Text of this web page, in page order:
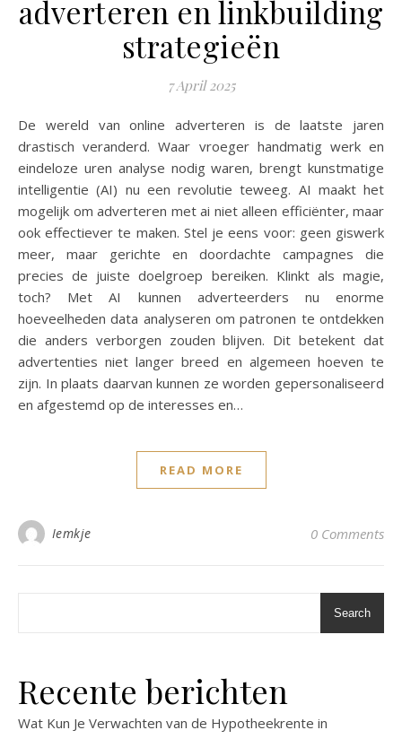
adverteren en linkbuilding
strategieën
7 April 2025
De wereld van online adverteren is de laatste jaren
drastisch veranderd. Waar vroeger handmatig werk en
eindeloze uren analyse nodig waren, brengt kunstmatige
intelligentie (AI) nu een revolutie teweeg. AI maakt het
mogelijk om adverteren met ai niet alleen efficiënter, maar
ook effectiever te maken. Stel je eens voor: geen giswerk
meer, maar gerichte en doordachte campagnes die
precies de juiste doelgroep bereiken. Klinkt als magie,
toch? Met AI kunnen adverteerders nu enorme
hoeveelheden data analyseren om patronen te ontdekken
die anders verborgen zouden blijven. Dit betekent dat
advertenties niet langer breed en algemeen hoeven te
zijn. In plaats daarvan kunnen ze worden gepersonaliseerd
en afgestemd op de interesses en…
READ MORE
Iemkje 0 Comments
Search
Recente berichten
Wat Kun Je Verwachten van de Hypotheekrente in